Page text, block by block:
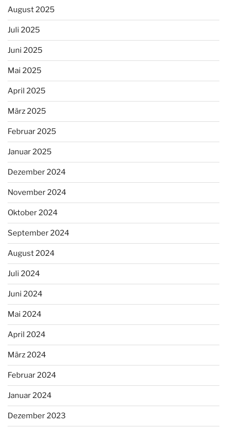
August 2025
Juli 2025
Juni 2025
Mai 2025
April 2025
März 2025
Februar 2025
Januar 2025
Dezember 2024
November 2024
Oktober 2024
September 2024
August 2024
Juli 2024
Juni 2024
Mai 2024
April 2024
März 2024
Februar 2024
Januar 2024
Dezember 2023